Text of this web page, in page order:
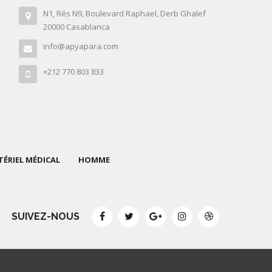
N1, Rés N9, Boulevard Raphael, Derb Ghalef
20000 Casablanca
info@apyapara.com
+212 770 803 833
MÉDICAL HOMME
SUIVEZ-NOUS